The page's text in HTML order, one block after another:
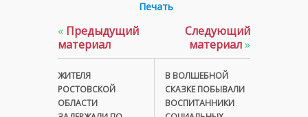
Печать
« Предыдущий
материал
ЖИТЕЛЯ
РОСТОВСКОЙ
ОБЛАСТИ
Следующий
материал»
В ВОЛШЕБНОЙ
СКАЗКЕ ПОБЫВАЛИ
ВОСПИТАННИКИ